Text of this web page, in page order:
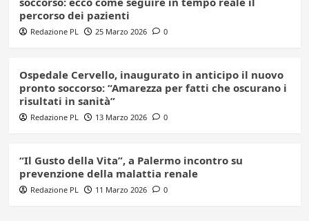
percorso dei pazienti
Redazione PL 25 Marzo 2026 0
Ospedale Cervello, inaugurato in anticipo il nuovo
pronto soccorso: “Amarezza per fatti che oscurano i
risultati in sanità”
Redazione PL 13 Marzo 2026 0
“Il Gusto della Vita”, a Palermo incontro su
prevenzione della malattia renale
Redazione PL 11 Marzo 2026 0